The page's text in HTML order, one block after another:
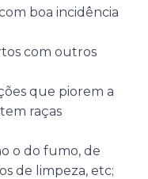
boa incidência
com outros
que piorem a
raças
o do fumo, de
de limpeza, etc;